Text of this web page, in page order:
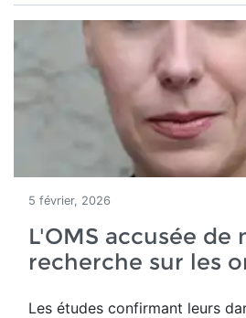
5 février, 2026
L'OMS accusée de
recherche sur les
Les études confirmant leurs